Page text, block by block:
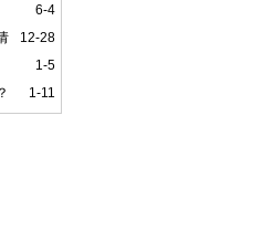
6-4
12-28
1-5
1-11